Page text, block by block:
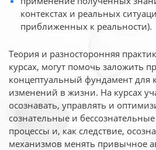
контекстах и реальных
приближенных к реальности).
Теория и разносторонняя
курсах, могут помочь заложить
концептуальный фундамент для
изменений в жизни. На курсах
осознавать, управлять и
сознательные и
процессы и, как следствие,
механизмов менять привычное